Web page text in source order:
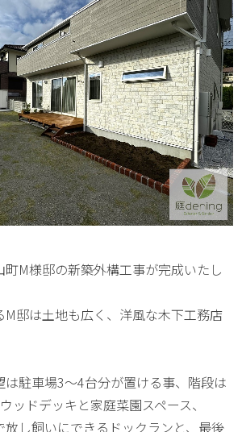
M様邸の新築外構工事が完成いたし
M邸は土地も広く、洋風な木下工務店
は駐車場3～4台分が置ける事、階段は
ッドデッキと家庭菜園スペース、
放し飼いにできるドックランと、最後